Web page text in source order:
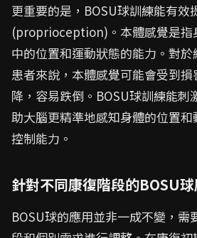
更重要的是，BOSU球訓練能有效
(proprioception)。本體感覺是指
中的位置和運動狀態的能力。對
患者來說，本體感覺可能會受到
降，容易跌倒。BOSU球訓練能刺
助大腦更精準地感知身體的位置
控制能力。
針對不同康復階段的BOSU
BOSU球的應用並非一成不變，需